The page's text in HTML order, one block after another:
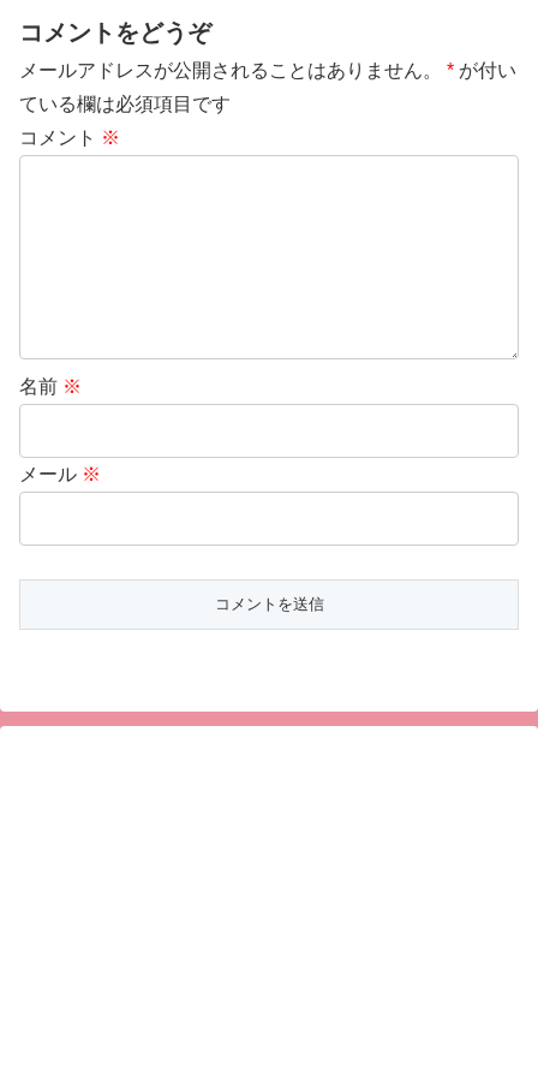
コメントをどうぞ
メールアドレスが公開されることはありません。 * が付い
ている欄は必須項目です
コメント ※
名前 ※
メール ※